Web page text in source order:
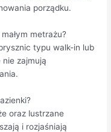
porządku.
metrażu?
typu walk-in lub
zajmują
oraz lustrzane
i rozjaśniają